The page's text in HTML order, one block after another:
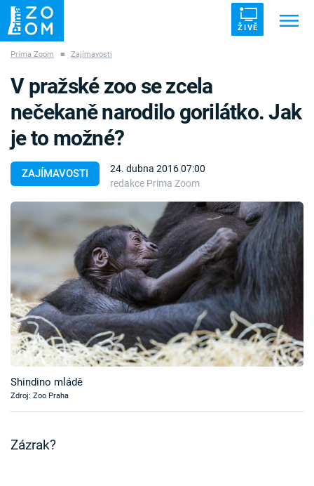
ŽIVĚ
ZÁHADY VETŘELCI DÁVNOVĚKU
Témata
Témata
Pořady
TV Program
Časopis
Sledujte prima+
Prima Zoom ■ Zajímavosti
ZAJÍMAVOSTI
24. dubna 2016 07:00
redakce Prima Zoom
V pražské zoo se zcela
nečekaně narodilo gorilátko. Jak
je to možné?
Shindino mládě
Zdroj: Zoo Praha
Zázrak?